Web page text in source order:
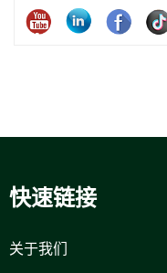
快速链接
关于我们